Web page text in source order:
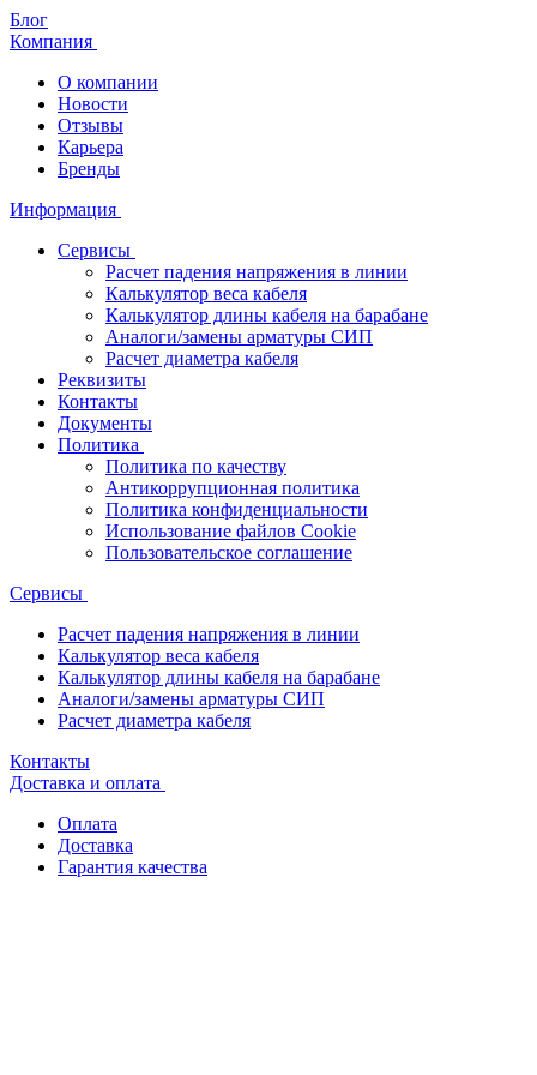
Блог
Компания
О компании
Новости
Отзывы
Карьера
Бренды
Информация
Сервисы
Расчет падения напряжения в линии
Калькулятор веса кабеля
Калькулятор длины кабеля на барабане
Аналоги/замены арматуры СИП
Расчет диаметра кабеля
Реквизиты
Контакты
Документы
Политика
Политика по качеству
Антикоррупционная политика
Политика конфиденциальности
Использование файлов Cookie
Пользовательское соглашение
Сервисы
Расчет падения напряжения в линии
Калькулятор веса кабеля
Калькулятор длины кабеля на барабане
Аналоги/замены арматуры СИП
Расчет диаметра кабеля
Контакты
Доставка и оплата
Оплата
Доставка
Гарантия качества